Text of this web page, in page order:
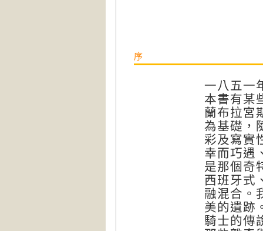
序
一八五一
本書有某
蘭布拉宮
為基礎，
彩及寫實
幸而巧遇
是那個奇
西班牙式
融混合。
美的遺跡
騎士的傳